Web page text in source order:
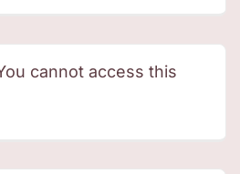
cannot access this